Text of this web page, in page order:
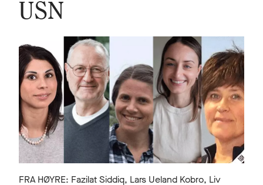
USN
FRA HØYRE: Fazilat Siddiq, Lars Ueland Kobro, Liv